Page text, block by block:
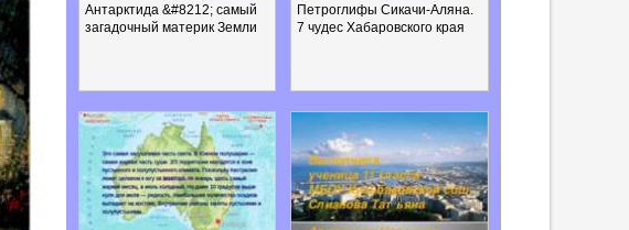
Антарктида &#8212; самый
загадочный материк Земли
Петроглифы Сикачи-Аляна.
7 чудес Хабаровского края